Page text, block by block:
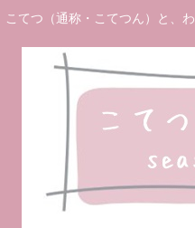
てつ（通称・こてつん）と、